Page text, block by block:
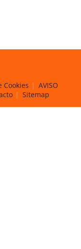
Cookies
AVISO
Sitemap